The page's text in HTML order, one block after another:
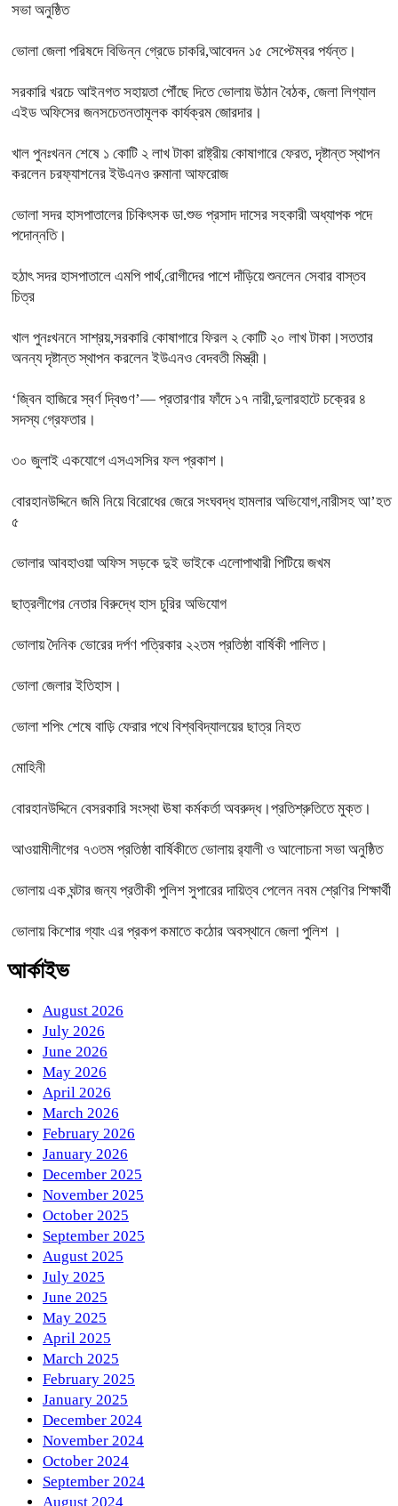
সভা অনুষ্ঠিত
ভোলা জেলা পরিষদে বিভিন্ন গ্রেডে চাকরি,আবেদন ১৫ সেপ্টেম্বর পর্যন্ত।
সরকারি খরচে আইনগত সহায়তা পৌঁছে দিতে ভোলায় উঠান বৈঠক, জেলা লিগ্যাল
এইড অফিসের জনসচেতনতামূলক কার্যক্রম জোরদার।
খাল পুনঃখনন শেষে ১ কোটি ২ লাখ টাকা রাষ্ট্রীয় কোষাগারে ফেরত, দৃষ্টান্ত স্থাপন
করলেন চরফ্যাশনের ইউএনও রুমানা আফরোজ
ভোলা সদর হাসপাতালের চিকিৎসক ডা.শুভ প্রসাদ দাসের সহকারী অধ্যাপক পদে
পদোন্নতি।
হঠাৎ সদর হাসপাতালে এমপি পার্থ,রোগীদের পাশে দাঁড়িয়ে শুনলেন সেবার বাস্তব
চিত্র
খাল পুনঃখননে সাশ্রয়,সরকারি কোষাগারে ফিরল ২ কোটি ২০ লাখ টাকা।সততার
অনন্য দৃষ্টান্ত স্থাপন করলেন ইউএনও বেদবতী মিস্ত্রী।
‘জ্বিন হাজিরে স্বর্ণ দ্বিগুণ’— প্রতারণার ফাঁদে ১৭ নারী,দুলারহাটে চক্রের ৪
সদস্য গ্রেফতার।
৩০ জুলাই একযোগে এসএসসির ফল প্রকাশ।
বোরহানউদ্দিনে জমি নিয়ে বিরোধের জেরে সংঘবদ্ধ হামলার অভিযোগ,নারীসহ আ’হত
৫
ভোলার আবহাওয়া অফিস সড়কে দুই ভাইকে এলোপাথারী পিটিয়ে জখম
ছাত্রলীগের নেতার বিরুদ্ধে হাস চুরির অভিযোগ
ভোলায় দৈনিক ভোরের দর্পণ পত্রিকার ২২তম প্রতিষ্ঠা বার্ষিকী পালিত।
ভোলা জেলার ইতিহাস।
ভোলা শপিং শেষে বাড়ি ফেরার পথে বিশ্ববিদ্যালয়ের ছাত্র নিহত
মোহিনী
বোরহানউদ্দিনে বেসরকারি সংস্থা ঊষা কর্মকর্তা অবরুদ্ধ।প্রতিশ্রুতিতে মুক্ত।
আওয়ামীলীগের ৭৩তম প্রতিষ্ঠা বার্ষিকীতে ভোলায় র‌্যালী ও আলোচনা সভা অনুষ্ঠিত
ভোলায় এক ঘন্টার জন্য প্রতীকী পুলিশ সুপারের দায়িত্ব পেলেন নবম শ্রেণির শিক্ষার্থী
ভোলায় কিশোর গ্যাং এর প্রকপ কমাতে কঠোর অবস্থানে জেলা পুলিশ ।
আর্কাইভ
August 2026
July 2026
June 2026
May 2026
April 2026
March 2026
February 2026
January 2026
December 2025
November 2025
October 2025
September 2025
August 2025
July 2025
June 2025
May 2025
April 2025
March 2025
February 2025
January 2025
December 2024
November 2024
October 2024
September 2024
August 2024